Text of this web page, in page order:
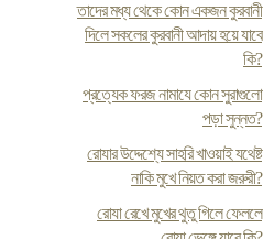
তাদের মধ্য থেকে কোন একজন কুরবানী
দিলে সকলের কুরবানী আদায় হয়ে যাবে
কি?
প্রত্যেক ফরজ নামাযে কোন সুরাগুলো
পড়া সুন্নত?
রোযার উদ্দেশ্যে সাহরি খাওয়াই যথেষ্ট
নাকি মুখে নিয়ত করা জরুরী?
রোযা রেখে মুখের থুতু গিলে ফেললে